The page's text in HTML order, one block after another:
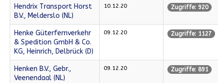
Hendrix Transport Horst
B.V., Melderslo (NL)
10.12.20 Zugriffe: 920
Henke Güterfernverkehr
& Spedition GmbH & Co.
KG, Heinrich, Delbrück (D)
09.12.20 Zugriffe: 1127
Henken B.V., Gebr.,
Veenendaal (NL)
09.12.20 Zugriffe: 891